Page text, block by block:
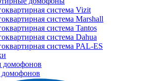
система Vizit
система Marshall
система Tantos
система Dahua
система PAL-ES
домофонов